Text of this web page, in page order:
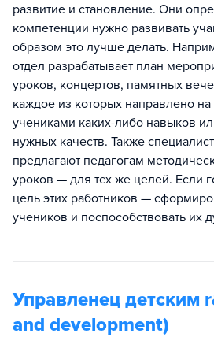
развитие и становление. Они
компетенции нужно развивать
образом это лучше делать.
отдел разрабатывает план
уроков, концертов, памятных
каждое из которых направлено
учениками каких-либо навыков
нужных качеств. Также
предлагают педагогам
уроков — для тех же целей. Если
цель этих работников —
учеников и поспособствовать их
Управленец детским
and development)